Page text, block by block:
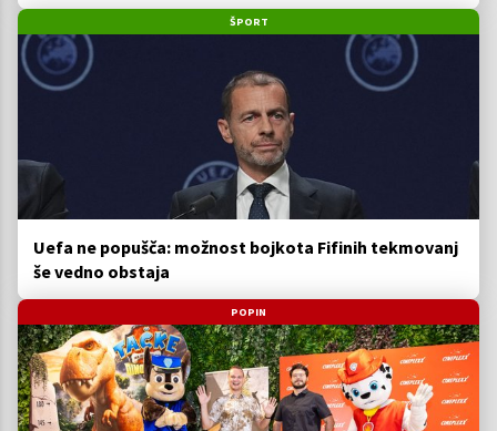
ŠPORT
Uefa ne popušča: možnost bojkota Fifinih tekmovanj
še vedno obstaja
POPIN